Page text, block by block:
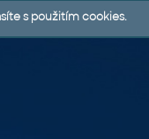
s použitím cookies.